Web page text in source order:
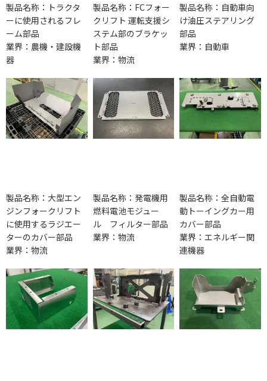
製品名称：トラクタ
ーに使用されるフレ
ーム部品
業界：農機・建設機
器
製品名称：FCフォー
クリフト 運転支援シ
ステム部のブラケッ
ト部品
業界：物流
製品名称：自動車向
け油圧ステアリング
部品
業界：自動車
製品名称：大型エン
ジンフォークリフト
に使用するラジエー
ターのカバー部品
業界：物流
製品名称：発電機用
燃料電池モジュー
ル フィルター部品
業界：物流
製品名称：全自動電
動トーイングカー用
カバー部品
業界：エネルギー関
連機器